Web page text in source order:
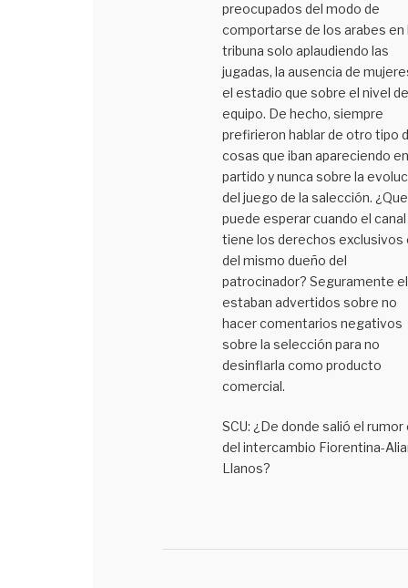
preocupados del modo de
comportarse de los arabes en
tribuna solo aplaudiendo las
jugadas, la ausencia de
el estadio que sobre el nivel
equipo. De hecho, siempre
prefirieron hablar de otro tipo
cosas que iban apareciendo
partido y nunca sobre la
del juego de la salección.
puede esperar cuando el
tiene los derechos exclusivos
del mismo dueño del
patrocinador? Seguramente
estaban advertidos sobre no
hacer comentarios negativos
sobre la selección para no
desinflarla como producto
comercial.
SCU: ¿De donde salió el rumor
del intercambio Fiorentina-
Llanos?